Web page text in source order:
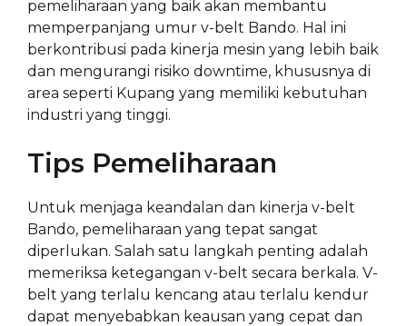
pemeliharaan yang baik akan membantu
memperpanjang umur v-belt Bando. Hal ini
berkontribusi pada kinerja mesin yang lebih baik
dan mengurangi risiko downtime, khususnya di
area seperti Kupang yang memiliki kebutuhan
industri yang tinggi.
Tips Pemeliharaan
Untuk menjaga keandalan dan kinerja v-belt
Bando, pemeliharaan yang tepat sangat
diperlukan. Salah satu langkah penting adalah
memeriksa ketegangan v-belt secara berkala. V-
belt yang terlalu kencang atau terlalu kendur
dapat menyebabkan keausan yang cepat dan